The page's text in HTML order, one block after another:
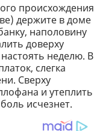
происхождения
держите в доме
наполовину
доверху
неделю. В
слегка
Сверху
и утеплить
исчезнет.